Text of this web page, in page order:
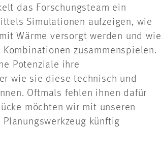
das Forschungsteam ein
Simulationen aufzeigen, wie
Wärme versorgt werden und wie
zusammenspielen.
Potenziale ihre
wie sie diese technisch und
Oftmals fehlen ihnen dafür
möchten wir mit unseren
künftig